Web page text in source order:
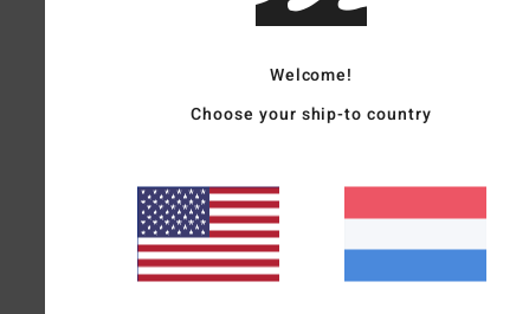
Welcome!
Choose your ship-to country